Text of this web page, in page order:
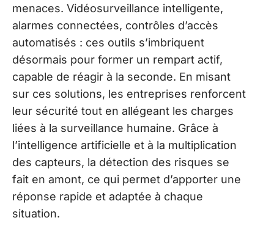
menaces. Vidéosurveillance intelligente,
alarmes connectées, contrôles d’accès
automatisés : ces outils s’imbriquent
désormais pour former un rempart actif,
capable de réagir à la seconde. En misant
sur ces solutions, les entreprises renforcent
leur sécurité tout en allégeant les charges
liées à la surveillance humaine. Grâce à
l’intelligence artificielle et à la multiplication
des capteurs, la détection des risques se
fait en amont, ce qui permet d’apporter une
réponse rapide et adaptée à chaque
situation.